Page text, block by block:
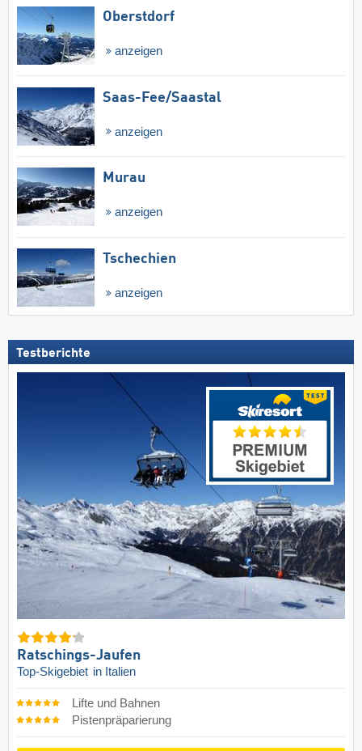
Oberstdorf
anzeigen
Saas-Fee/​Saastal
anzeigen
Murau
anzeigen
Tschechien
anzeigen
Testberichte
Ratschings-Jaufen
Top-Skigebiet in Italien
Lifte und Bahnen
Pistenpräparierung